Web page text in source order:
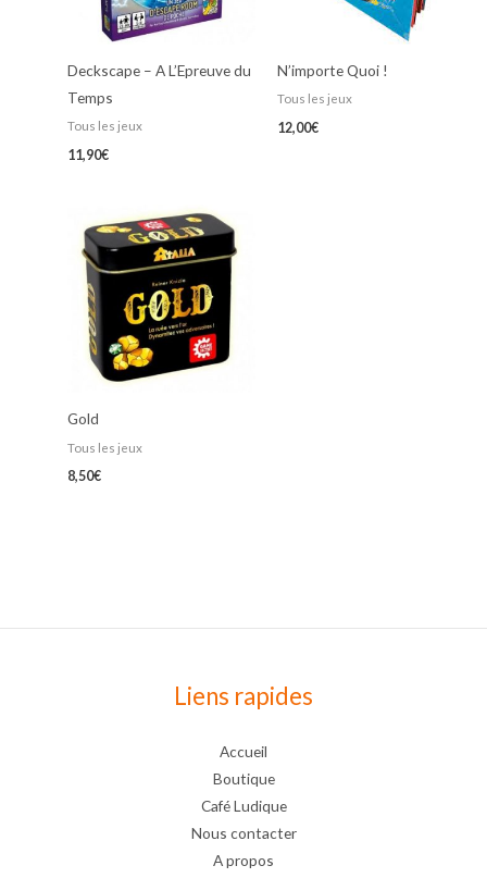
Deckscape – A L’Epreuve du
Temps
Tous les jeux
11,90€
N’importe Quoi !
Tous les jeux
12,00€
Gold
Tous les jeux
8,50€
Liens rapides
Accueil
Boutique
Café Ludique
Nous contacter
A propos